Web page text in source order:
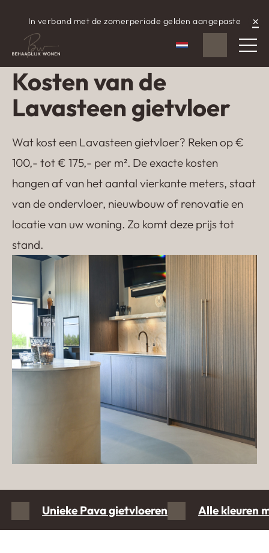
×
In verband met de zomerperiode gelden aangepaste
aangepaste openingstijden.
Nederlands
WhatsApp
Kosten van de
Lavasteen gietvloer
Wat kost een Lavasteen gietvloer? Reken op €
100,- tot € 175,- per m². De exacte kosten
hangen af van het aantal vierkante meters, staat
van de ondervloer, nieuwbouw of renovatie en
locatie van uw woning. Zo komt deze prijs tot
stand.
Unieke Pava gietvloeren Alle kleuren